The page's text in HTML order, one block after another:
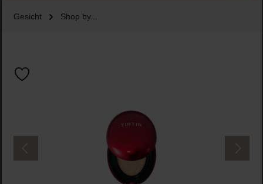
Gesicht Shop by...